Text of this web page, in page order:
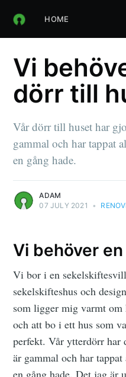
HOME
Vi
dörr till
Vår dörr till huset har
gammal och har tappat
en gång hade.
ADAM
07 JULY 2021
•
Vi behöver
Vi bor i en
sekelskifteshus och
som ligger mig varmt
och att bo i ett hus som
perfekt. Vår ytterdörr har
är gammal och har
en gång hade. Det jag är